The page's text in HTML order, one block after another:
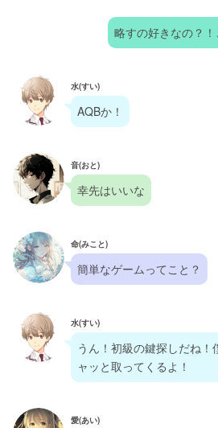
略すの好きなの？！
水(すい)
AQBか！
音(おと)
幸先はいいな
命(みこと)
簡単なゲームってこと？
水(すい)
うん！初級の鍵探しだね
ャッと取ってくるよ！
愛(あい)